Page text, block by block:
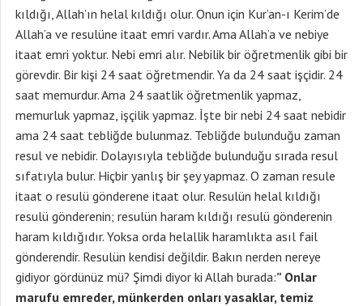
kıldığı, Allah’ın helal kıldığı olur. Onun için Kur’an-ı Kerim’de
Allah’a ve resulüne itaat emri vardır. Ama Allah’a ve nebiye
itaat emri yoktur. Nebi emri alır. Nebilik bir öğretmenlik gibi bir
görevdir. Bir kişi 24 saat öğretmendir. Ya da 24 saat işçidir. 24
saat memurdur. Ama 24 saatlik öğretmenlik yapmaz,
memurluk yapmaz, işçilik yapmaz. İşte bir nebi 24 saat nebidir
ama 24 saat tebliğde bulunmaz. Tebliğde bulunduğu zaman
resul ve nebidir. Dolayısıyla tebliğde bulunduğu sırada resul
sıfatıyla bulur. Hiçbir yanlış bir şey yapmaz. O zaman resule
itaat o resulü gönderene itaat olur. Resulün helal kıldığı
resulü gönderenin; resulün haram kıldığı resulü gönderenin
haram kıldığıdır. Yoksa orda helallik haramlıkta asıl fail
gönderendir. Resulün kendisi değildir. Bakın nerden nereye
gidiyor gördünüz mü? Şimdi diyor ki Allah burada:” Onlar
marufu emreder, münkerden onları yasaklar, temiz